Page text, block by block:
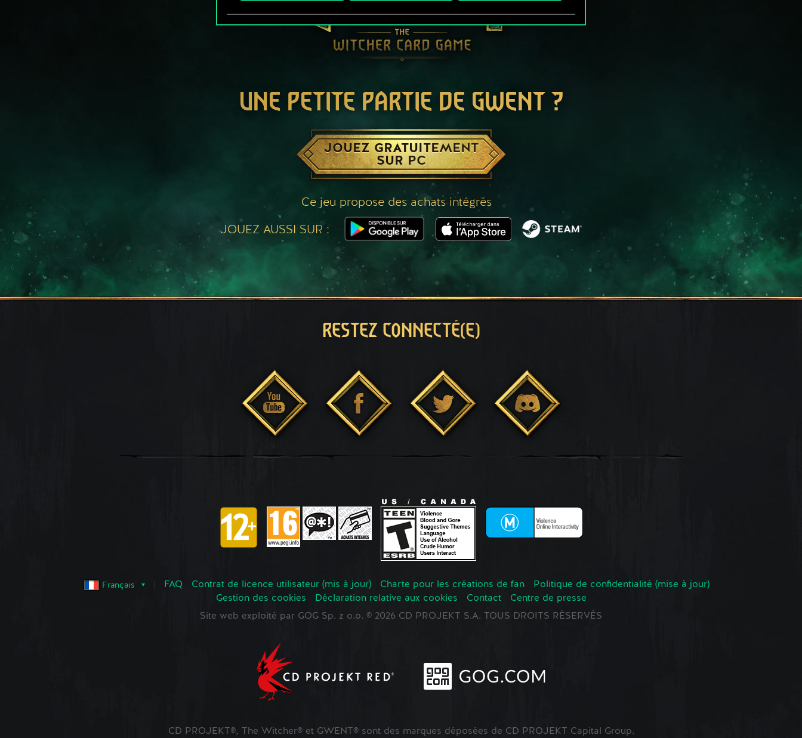
UNE PETITE PARTIE DE GWENT ?
JOUEZ GRATUITEMENT
SUR PC
Ce jeu propose des achats intégrés
JOUEZ AUSSI SUR :
RESTEZ CONNECTÉ(E)
Français FAQ Contrat de licence utilisateur (mis à jour) Charte pour les créations de fan
Politique de confidentialité (mise à jour)
Gestion des cookies
Déclaration relative aux cookies Contact
Centre de presse
Site web exploité par GOG Sp. z o.o. © 2026 CD PROJEKT S.A. TOUS DROITS RÉSERVÉS
CD PROJEKT®, The Witcher® et GWENT® sont des marques déposées de CD PROJEKT Capital Group.